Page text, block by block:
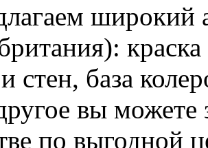
широкий
стен, база
вы можете
по выгодной